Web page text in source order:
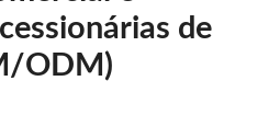
de
ODM)